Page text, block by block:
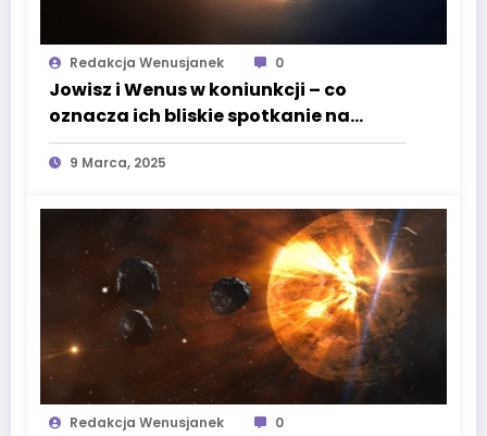
Redakcja Wenusjanek 0
Jowisz i Wenus w koniunkcji – co
oznacza ich bliskie spotkanie na
niebie?
9 Marca, 2025
Redakcja Wenusjanek 0